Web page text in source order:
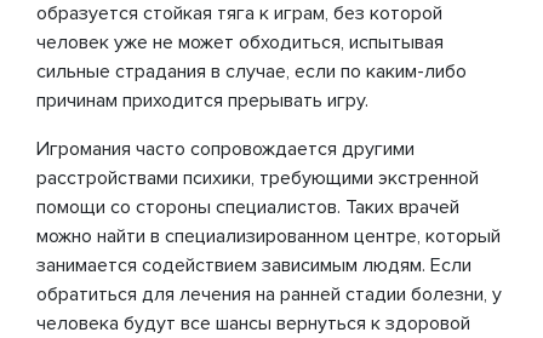
образуется стойкая тяга к играм, без которой
человек уже не может обходиться, испытывая
сильные страдания в случае, если по каким-либо
причинам приходится прерывать игру.
Игромания часто сопровождается другими
расстройствами психики, требующими экстренной
помощи со стороны специалистов. Таких врачей
можно найти в специализированном центре, который
занимается содействием зависимым людям. Если
обратиться для лечения на ранней стадии болезни, у
человека будут все шансы вернуться к здоровой